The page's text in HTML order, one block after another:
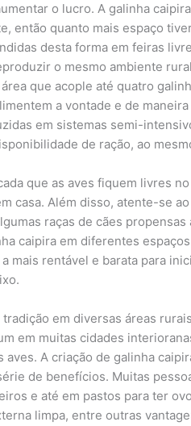
o lucro. A galinha
então quanto mais espaço
desta forma em feiras
o mesmo ambiente
que acople até quatro
a vontade e de
em sistemas semi-
de ração, ao
que as aves fiquem livres
casa. Além disso, atente-se
raças de cães
caipira em diferentes
mais rentável e barata para
em diversas áreas
em muitas cidades
aves. A criação de galinha
de benefícios. Muitas
e até em pastos para ter
limpa, entre outras